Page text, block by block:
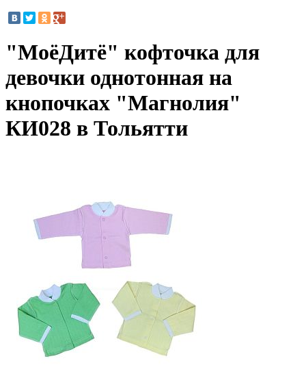
"МоёДитё" кофточка для
девочки однотонная на
кнопочках "Магнолия"
КИ028 в Тольятти